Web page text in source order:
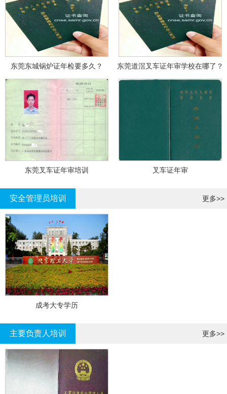
东莞东城锅炉证年检要多久？ 东莞道滘叉车证年审学校在哪了？
东莞叉车证年审培训 叉车证年审
安全管理员培训 更多>>
成考大专学历
主要负责人培训 更多>>